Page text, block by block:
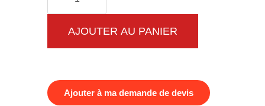
de
Appareil
de
inox
soulevé
AJOUTER AU PANIER
Ajouter à ma demande de devis